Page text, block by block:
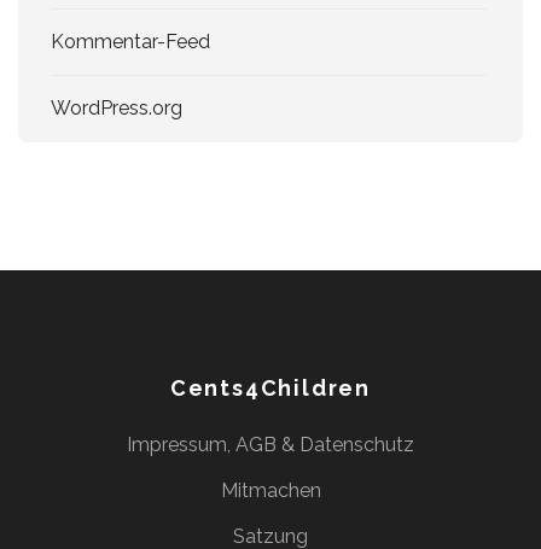
Kommentar-Feed
WordPress.org
Cents4Children
Impressum, AGB & Datenschutz
Mitmachen
Satzung